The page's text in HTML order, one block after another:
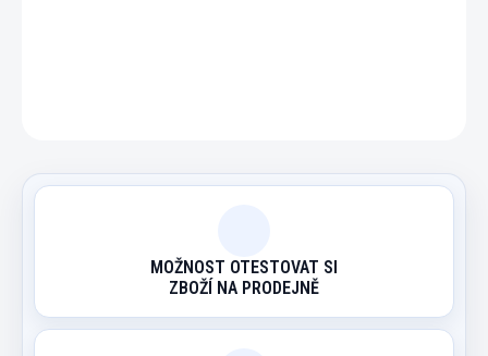
MOŽNOST OTESTOVAT SI
ZBOŽÍ NA PRODEJNĚ